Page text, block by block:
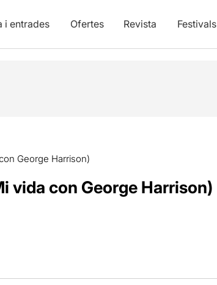
i entrades Ofertes Revista Festivals
George Harrison)
vida con George Harrison)